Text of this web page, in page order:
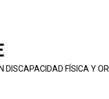
DISCAPACIDAD FÍSICA Y